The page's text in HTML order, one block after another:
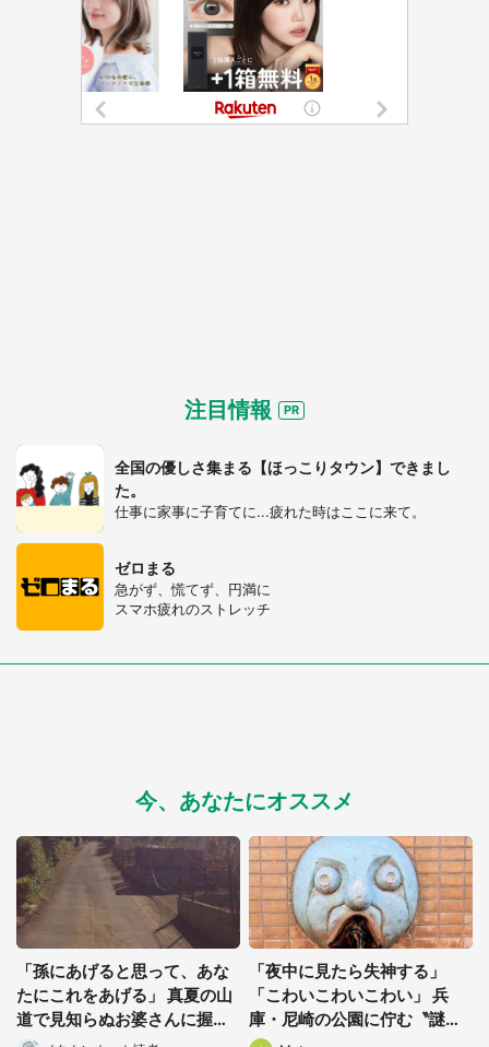
都道府選択
注目情報
全国の優しさ集まる【ほっこりタウン】できまし
た。
仕事に家事に子育てに...疲れた時はここに来て。
ゼロまる
急がず、慌てず、円満に
スマホ疲れのストレッチ
今、あなたにオススメ
「孫にあげると思って、あな
たにこれをあげる」 真夏の山
道で見知らぬお婆さんに握ら
「夜中に見たら失神する」
「こわいこわいこわい」 兵
庫・尼崎の公園に佇む〝謎す